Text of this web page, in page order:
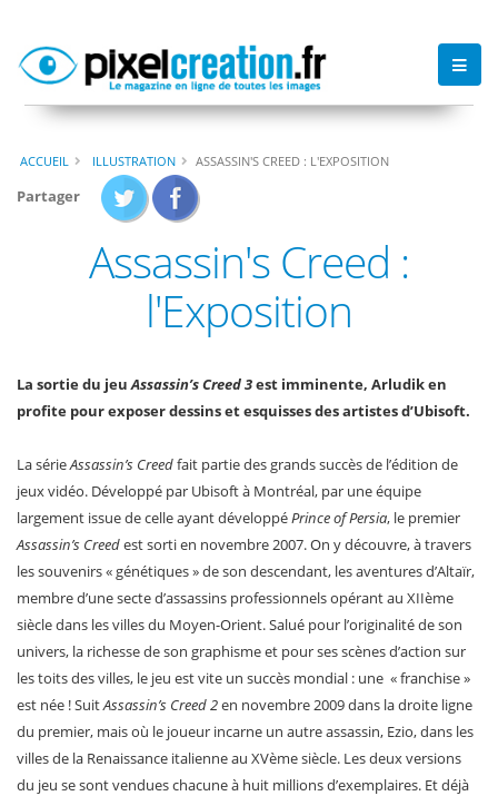
ACCUEIL ILLUSTRATION ASSASSIN'S CREED : L'EXPOSITION
Partager
Assassin's Creed :
l'Exposition
La sortie du jeuAssassin’s Creed 3est imminente, Arludik en
profite pour exposer dessins et esquisses des artistes d’Ubisoft.
La sérieAssassin’s Creedfait partie des grands succès de l’édition de
jeux vidéo. Développé par Ubisoft à Montréal, par une équipe
largement issue de celle ayant développéPrince of Persia, le premier
Assassin’s Creedest sorti en novembre 2007. On y découvre, à travers
les souvenirs « génétiques » de son descendant, les aventures d’Altaïr,
membre d’une secte d’assassins professionnels opérant au XIIème
siècle dans les villes du Moyen-Orient. Salué pour l’originalité de son
univers, la richesse de son graphisme et pour ses scènes d’action sur
les toits des villes, le jeu est vite un succès mondial : une « franchise »
est née ! SuitAssassin’s Creed 2en novembre 2009 dans la droite ligne
du premier, mais où le joueur incarne un autre assassin, Ezio, dans les
villes de la Renaissance italienne au XVème siècle. Les deux versions
du jeu se sont vendues chacune à huit millions d’exemplaires. Et déjà